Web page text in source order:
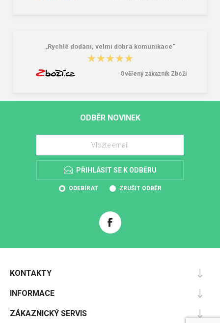
„Rychlé dodání, velmi dobrá komunikace“
★★★★★
★★★★★
Ověřený zákazník Zboží
ODBĚR NOVINEK
PŘIHLÁSIT SE K ODBĚRU
ODEBÍRAT ZRUŠIT ODBĚR
KONTAKTY
INFORMACE
ZÁKAZNICKÝ SERVIS